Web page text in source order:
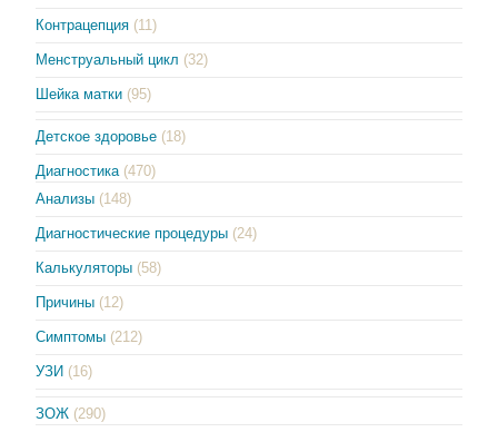
Контрацепция (11)
Менструальный цикл (32)
Шейка матки (95)
Детское здоровье (18)
Диагностика (470)
Анализы (148)
Диагностические процедуры (24)
Калькуляторы (58)
Причины (12)
Симптомы (212)
УЗИ (16)
ЗОЖ (290)